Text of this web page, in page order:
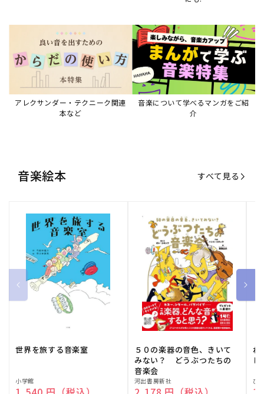
アレクサンダー・テクニーク関連
本など
音楽について学べるマンガをご紹
介
音楽絵本 すべて見る
世界を旅する音楽室
販
小学館
５０の楽器の音色、きいて
みない？ どうぶつたちの
音楽会
販
河出書房新社
ね
販ひ